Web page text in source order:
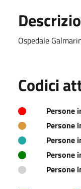
Ospedale
Codici
Persone
Persone
Persone
Persone
Persone